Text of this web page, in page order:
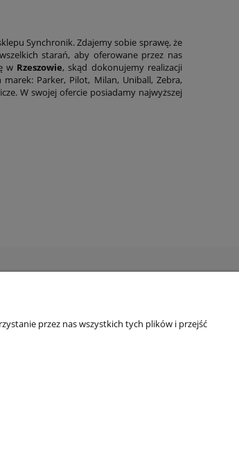
Synchronik. Zdajemy sobie sprawę, że
starań, aby oferowane przez nas
w Rzeszowie, skąd dokonujemy realizacji
Parker, Pilot, Milan, Uniball, Zebra,
W swojej ofercie posiadamy najwyższej
przez nas wszystkich tych plików i przejść